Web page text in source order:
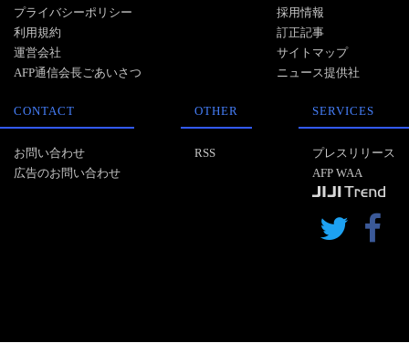
プライバシーポリシー
利用規約
運営会社
AFP通信会長ごあいさつ
採用情報
訂正記事
サイトマップ
ニュース提供社
CONTACT
お問い合わせ
広告のお問い合わせ
OTHER
RSS
SERVICES
プレスリリース
AFP WAA